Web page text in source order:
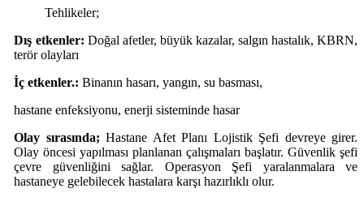
Tehlikeler;
Dış etkenler: Doğal afetler, büyük kazalar, salgın hastalık, KBRN,
terör olayları
İç etkenler.: Binanın hasarı, yangın, su basması,
hastane enfeksiyonu, enerji sisteminde hasar
Olay sırasında; Hastane Afet Planı Lojistik Şefi devreye girer.
Olay öncesi yapılması planlanan çalışmaları başlatır. Güvenlik şefi
çevre güvenliğini sağlar. Operasyon Şefi yaralanmalara ve
hastaneye gelebilecek hastalara karşı hazırlıklı olur.